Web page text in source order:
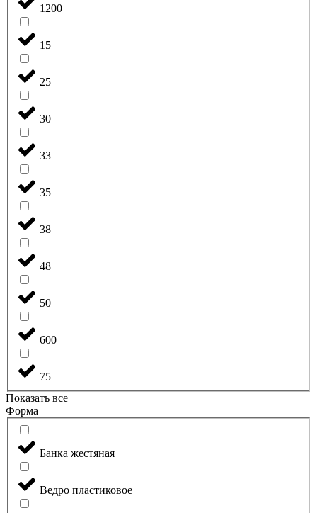
1200
15
25
30
33
35
38
48
50
600
75
Показать все
Форма
Банка жестяная
Ведро пластиковое